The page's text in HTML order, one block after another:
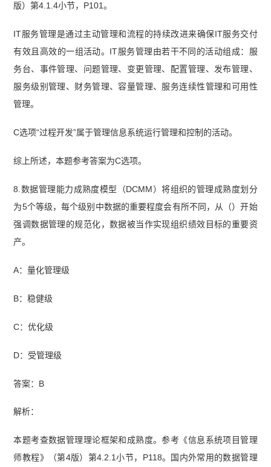
版）第4.1.4小节，P101。
IT服务管理是通过主动管理和流程的持续改进来确保IT服务交付
有效且高效的一组活动。IT服务管理由若干不同的活动组成：服
务台、事件管理、问题管理、变更管理、配置管理、发布管理、
服务级别管理、财务管理、容量管理、服务连续性管理和可用性
管理。
C选项“过程开发”属于管理信息系统运行管理和控制的活动。
综上所述，本题参考答案为C选项。
8.数据管理能力成熟度模型（DCMM）将组织的管理成熟度划分
为5个等级，每个级别中数据的重要程度会有所不同，从（）开始
强调数据管理的规范化，数据被当作实现组织绩效目标的重要资
产。
A：量化管理级
B：稳健级
C：优化级
D：受管理级
答案：B
解析：
本题考查数据管理理论框架和成熟度。参考《信息系统项目管理
师教程》（第4版）第4.2.1小节，P118。国内外常用的数据管理